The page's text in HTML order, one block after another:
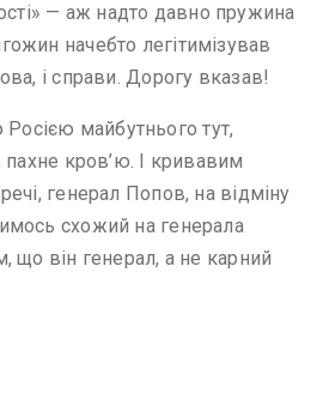
— аж надто давно пружина
начебто легітимізував
і справи. Дорогу вказав!
майбутнього тут,
пахне кров’ю. І кривавим
генерал Попов, на відміну
схожий на генерала
що він генерал, а не карний